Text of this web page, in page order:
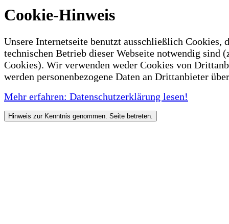
Cookie-Hinweis
Unsere Internetseite benutzt ausschließlich Cookies,
technischen Betrieb dieser Webseite notwendig sind
Cookies). Wir verwenden weder Cookies von
werden personenbezogene Daten an Drittanbieter
Mehr erfahren: Datenschutzerklärung lesen!
Hinweis zur Kenntnis genommen. Seite betreten.